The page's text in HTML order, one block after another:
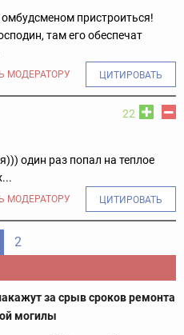
пристроиться!
там его обеспечат
МОДЕРАТОРУ ЦИТИРОВАТЬ
22
один раз попал на теплое
МОДЕРАТОРУ ЦИТИРОВАТЬ
2
за срыв сроков ремонта
могилы